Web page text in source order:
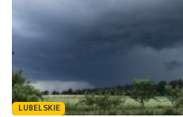
LUBELSKIE